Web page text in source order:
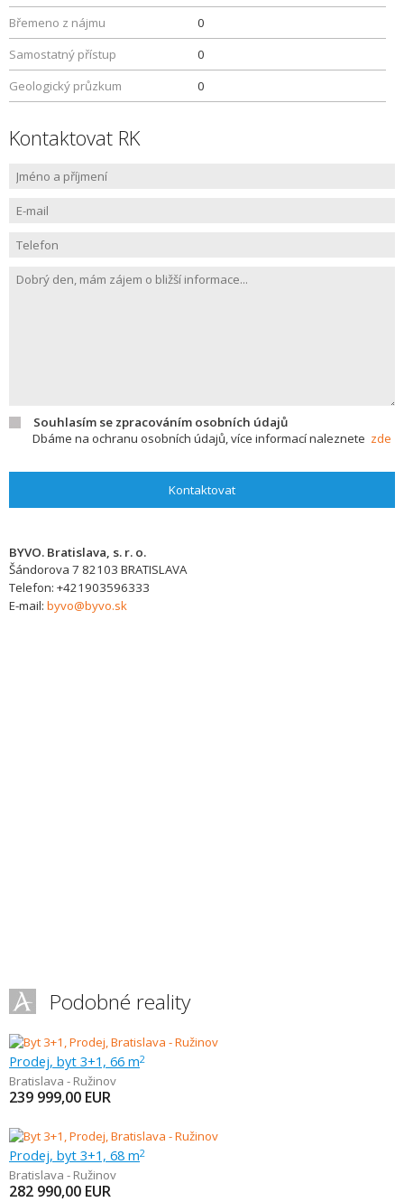
Břemeno z nájmu
0
Samostatný přístup
0
Geologický průzkum
0
Kontaktovat RK
Souhlasím se zpracováním osobních údajů
Dbáme na ochranu osobních údajů, více informací naleznete zde
Kontaktovat
BYVO. Bratislava, s. r. o.
Šándorova 7 82103 BRATISLAVA
Telefon: +421903596333
E-mail: byvo@byvo.sk
Podobné reality
Prodej, byt 3+1, 66 m2
Bratislava - Ružinov
239 999,00 EUR
Prodej, byt 3+1, 68 m2
Bratislava - Ružinov
282 990,00 EUR